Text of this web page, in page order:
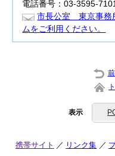
電話番号：03-3595-
市長公室 東京事務
ムをご利用ください。
表示
携帯サイト リンク集